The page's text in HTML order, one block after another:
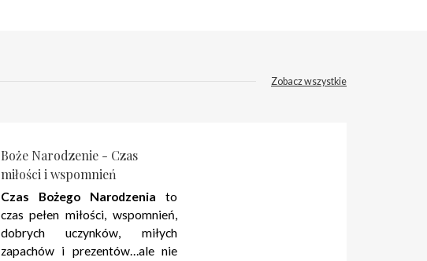
Zobacz wszystkie
Boże Narodzenie - Czas
miłości i wspomnień
Czas Bożego Narodzenia to
czas pełen miłości, wspomnień,
dobrych uczynków, miłych
zapachów i prezentów…ale nie